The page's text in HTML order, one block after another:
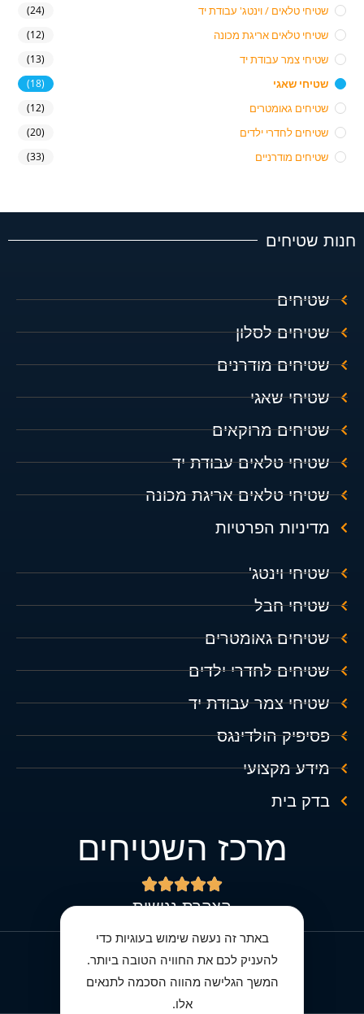
שטיחי טלאים / וינטג' עבודת יד (24)
שטיחי טלאים אריגת מכונה (12)
שטיחי צמר עבודת יד (13)
שטיחי שאגי (18)
שטיחים גאומטרים (12)
שטיחים לחדרי ילדים (20)
שטיחים מודרניים (33)
חנות שטיחים
שטיחים
שטיחים לסלון
שטיחים מודרנים
שטיחי שאגי
שטיחים מרוקאים
שטיחי טלאים עבודת יד
שטיחי טלאים אריגת מכונה
מדיניות הפרטיות
שטיחי וינטג'
שטיחי חבל
שטיחים גאומטרים
שטיחים לחדרי ילדים
שטיחי צמר עבודת יד
פסיפיק הולדינגס
מידע מקצועי
בדק בית
מרכז השטיחים





הצהרת נגישות
מדיניות הפרטיות מרכז השטיחים
באתר זה נעשה שימוש בעוגיות כדי
להעניק לכם את החוויה הטובה ביותר.
המשך הגלישה מהווה הסכמה לתנאים
אלו.